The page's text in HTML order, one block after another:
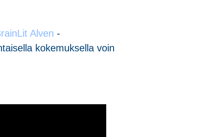
Alven -
kokemuksella voin